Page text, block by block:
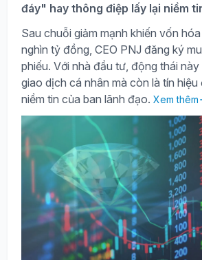
đáy" hay thông điệp lấy lại niềm
Sau chuỗi giảm mạnh khiến vốn
nghìn tỷ đồng, CEO PNJ đăng ký
phiếu. Với nhà đầu tư, động thái
giao dịch cá nhân mà còn là tín
niềm tin của ban lãnh đạo. Xem thêm